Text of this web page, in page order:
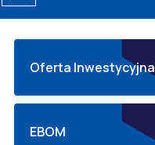
Oferta Inwestycyjna
EBOM